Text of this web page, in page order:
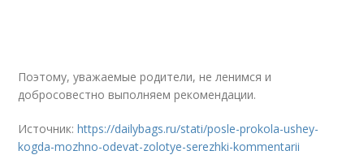
Поэтому, уважаемые родители, не ленимся и
добросовестно выполняем рекомендации.
Источник:https://dailybags.ru/stati/posle-prokola-ushey-
kogda-mozhno-odevat-zolotye-serezhki-kommentarii